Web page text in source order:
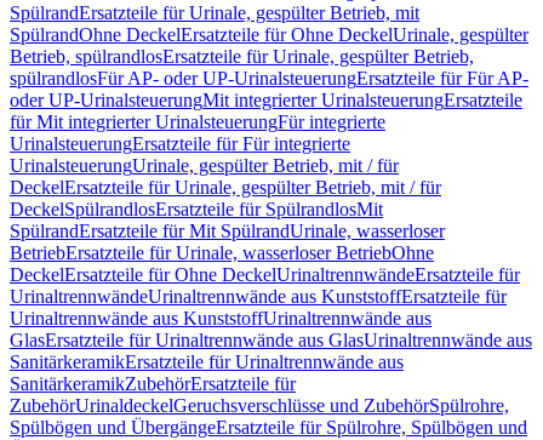
SpülrandErsatzteile für Urinale, gespülter Betrieb, mit
SpülrandOhne DeckelErsatzteile für Ohne DeckelUrinale, gespülter
Betrieb, spülrandlosErsatzteile für Urinale, gespülter Betrieb,
spülrandlosFür AP- oder UP-UrinalsteuerungErsatzteile für Für AP-
oder UP-UrinalsteuerungMit integrierter UrinalsteuerungErsatzteile
für Mit integrierter UrinalsteuerungFür integrierte
UrinalsteuerungErsatzteile für Für integrierte
UrinalsteuerungUrinale, gespülter Betrieb, mit / für
DeckelErsatzteile für Urinale, gespülter Betrieb, mit / für
DeckelSpülrandlosErsatzteile für SpülrandlosMit
SpülrandErsatzteile für Mit SpülrandUrinale, wasserloser
BetriebErsatzteile für Urinale, wasserloser BetriebOhne
DeckelErsatzteile für Ohne DeckelUrinaltrennwändeErsatzteile für
UrinaltrennwändeUrinaltrennwände aus KunststoffErsatzteile für
Urinaltrennwände aus KunststoffUrinaltrennwände aus
GlasErsatzteile für Urinaltrennwände aus GlasUrinaltrennwände aus
SanitärkeramikErsatzteile für Urinaltrennwände aus
SanitärkeramikZubehörErsatzteile für
ZubehörUrinaldeckelGeruchsverschlüsse und ZubehörSpülrohre,
Spülbögen und ÜbergängeErsatzteile für Spülrohre, Spülbögen und